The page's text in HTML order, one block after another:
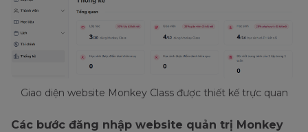
Giao diện website Monkey Class được thiết kế trực quan
Các bước đăng nhập website quản trị Monkey